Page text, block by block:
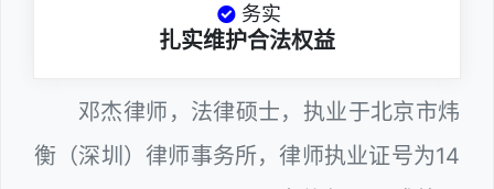
务实
扎实维护合法权益
邓杰律师，法律硕士，执业于北京市炜
衡（深圳）律师事务所，律师执业证号为14